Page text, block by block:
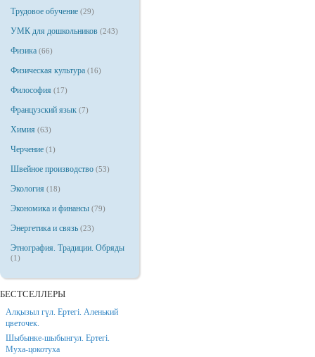
Трудовое обучение (29)
УМК для дошкольников (243)
Физика (66)
Физическая культура (16)
Философия (17)
Французский язык (7)
Химия (63)
Черчение (1)
Швейное производство (53)
Экология (18)
Экономика и финансы (79)
Энергетика и связь (23)
Этнография. Традиции. Обряды
(1)
БЕСТСЕЛЛЕРЫ
Алқызыл гүл. Ертегі. Аленький
цветочек.
Шыбынке-шыбынгул. Ертегі.
Муха-цокотуха